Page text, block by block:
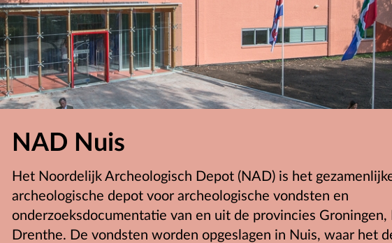
NAD Nuis
Het Noordelijk Archeologisch Depot (NAD) is het
archeologische depot voor archeologische vondsten en
onderzoeksdocumentatie van en uit de provincies Groningen,
Drenthe. De vondsten worden opgeslagen in Nuis, waar het